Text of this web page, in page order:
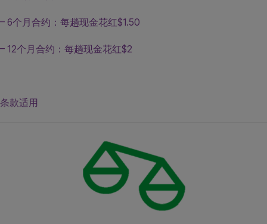
– 6个月合约：每趟现金花红$1.50
– 12个月合约：每趟现金花红$2
条款适用